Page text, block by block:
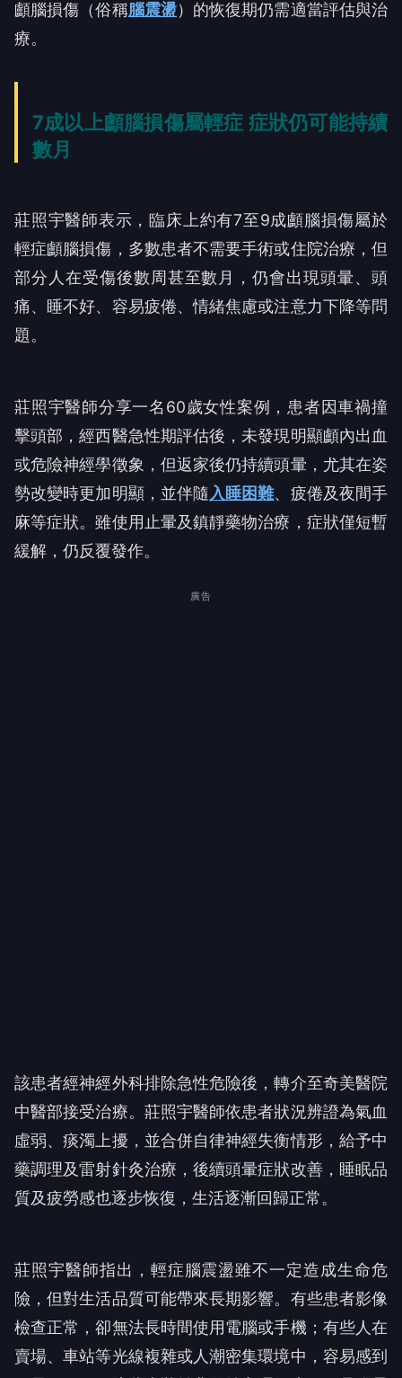
顱腦損傷（俗稱腦震盪）的恢復期仍需適當評估與治
療。
7成以上顱腦損傷屬輕症 症狀仍可能持續
數月
莊照宇醫師表示，臨床上約有7至9成顱腦損傷屬於
輕症顱腦損傷，多數患者不需要手術或住院治療，但
部分人在受傷後數周甚至數月，仍會出現頭暈、頭
痛、睡不好、容易疲倦、情緒焦慮或注意力下降等問
題。
莊照宇醫師分享一名60歲女性案例，患者因車禍撞
擊頭部，經西醫急性期評估後，未發現明顯顱內出血
或危險神經學徵象，但返家後仍持續頭暈，尤其在姿
勢改變時更加明顯，並伴隨入睡困難、疲倦及夜間手
麻等症狀。雖使用止暈及鎮靜藥物治療，症狀僅短暫
緩解，仍反覆發作。
廣告
該患者經神經外科排除急性危險後，轉介至奇美醫院
中醫部接受治療。莊照宇醫師依患者狀況辨證為氣血
虛弱、痰濁上擾，並合併自律神經失衡情形，給予中
藥調理及雷射針灸治療，後續頭暈症狀改善，睡眠品
質及疲勞感也逐步恢復，生活逐漸回歸正常。
莊照宇醫師指出，輕症腦震盪雖不一定造成生命危
險，但對生活品質可能帶來長期影響。有些患者影像
檢查正常，卻無法長時間使用電腦或手機；有些人在
賣場、車站等光線複雜或人潮密集環境中，容易感到